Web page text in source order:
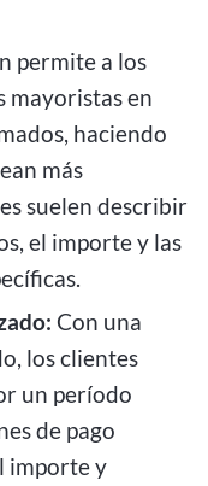
permite a los
mayoristas en
haciendo
más
suelen describir
el importe y las
Con una
los clientes
un período
de pago
importe y